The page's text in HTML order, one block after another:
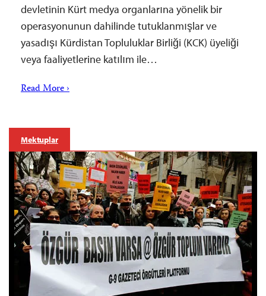
devletinin Kürt medya organlarına yönelik bir
operasyonunun dahilinde tutuklanmışlar ve
yasadışı Kürdistan Topluluklar Birliği (KCK) üyeliği
veya faaliyetlerine katılım ile…
Read More ›
Mektuplar